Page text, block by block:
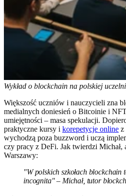
Wykład o blockchain na polskiej
Większość uczniów i nauczycieli zna
medialnych doniesień o Bitcoinie i
umiejętności – masa spekulacji.
praktyczne kursy i korepetycje online z
wychodzą poza buzzword i uczą
czy pracy z DeFi. Jak twierdzi
Warszawy:
"W polskich szkołach blockchain
incognita" – Michał, tutor